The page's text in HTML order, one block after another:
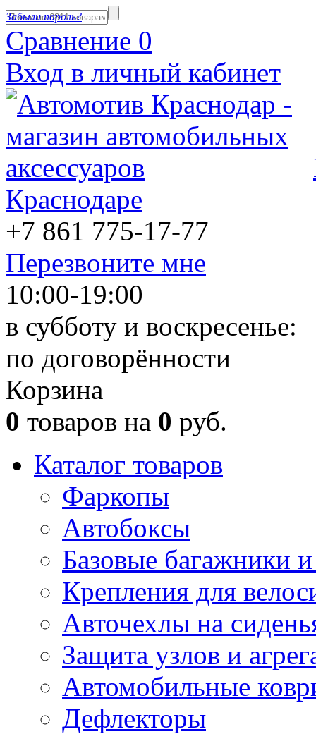
Сравнение 0
Вход в личный кабинет
Краснодаре
+7 861 775-17-77
Перезвоните мне
10:00-19:00
в субботу и воскресенье:
по договорённости
Корзина
0 товаров на 0 руб.
Каталог товаров
Фаркопы
Автобоксы
Базовые багажники
Крепления для
Авточехлы на
Защита узлов и
Автомобильные
Дефлекторы
Забыли пароль?